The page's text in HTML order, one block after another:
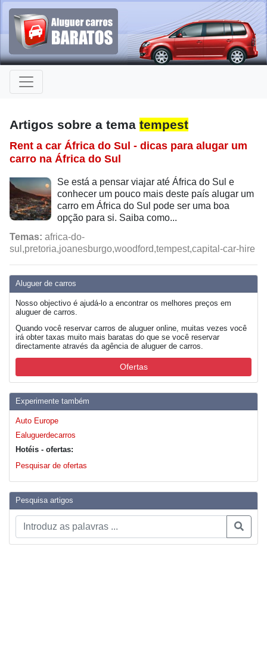
Aluguer de carros
Nosso objectivo é ajudá-lo a encontrar os melhores preços em
aluguer de carros.
Quando você reservar carros de aluguer online, muitas vezes você
irá obter taxas muito mais baratas do que se você reservar
directamente através da agência de aluguer de carros.
Ofertas
Experimente também
Auto Europe
Ealuguerdecarros
Hotéis - ofertas:
Pesquisar de ofertas
Pesquisa artigos
Artigos sobre a tema tempest
Rent a car África do Sul - dicas para alugar um
carro na África do Sul
Se está a pensar viajar até África do Sul e
conhecer um pouco mais deste país alugar um
carro em África do Sul pode ser uma boa
opção para si. Saiba como...
Temas: africa-do-
sul,pretoria,joanesburgo,woodford,tempest,capital-car-hire